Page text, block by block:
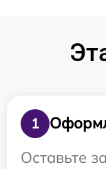
1
Оставьте